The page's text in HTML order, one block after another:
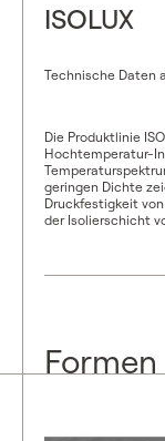
ISOLUX
Technische Daten
Die Produktlinie
Hochtemperatur-
geringen Dichte
Druckfestigkeit von
der Isolierschicht
Formen